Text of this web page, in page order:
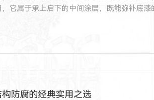
它属于承上启下的中间涂层，既能弥补底
防腐的经典实用之选